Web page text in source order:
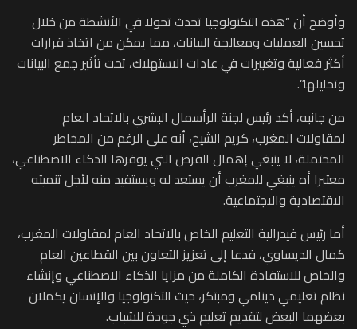
وأوضح أن “هذه التكنولوجيا تحدث تحولا في الأنشطة من خلال
تحسين العمليات ومعالجة البيانات، مما يمكن من اتخاذ قرارات
أكثر فعالية وتغييرات في عادات الاستهلاك، تحت تأثير جمع البيانات
وتحليلها”.
من جانبه، أكد رئيس لجنة الرأسمال البشري بالاتحاد العام
لمقاولات المغرب، كريم الشيخ، أنه على الرغم من المخاطر
المحتملة، لا ينبغي إهمال الفرص التي يوفرها الذكاء الاصطناعي،
معتبرا أه ينبغي للمغرب أن يستعد له ويستفيد منه لأجل تنميته
الاقتصادية والاجتماعية.
أما رئيس فيدرالية التعليم الخاص بالاتحاد العام لمقاولات المغرب،
كمال الديساوي، فدعا إلى تعزيز التعاون بين القطاعين العام
والخاص للاستفادة الكاملة من مزايا الذكاء الاصطناعي وإنشاء
نظام تعليمي دينامي ومبتكر، حيث التكنولوجيا والإنسان يكملان
بعضهما البعض لتقديم تعليم ذي جودة للشباب.